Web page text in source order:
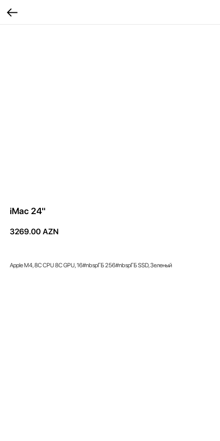
iMac 24"
3269.00 AZN
Apple M4, 8C CPU 8C GPU, 16#nbspГБ 256#nbspГБ SSD, Зеленый